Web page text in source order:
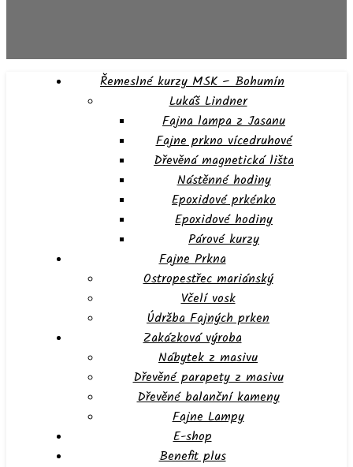
Řemeslné kurzy MSK – Bohumín
Lukáš Lindner
Fajna lampa z Jasanu
Fajne prkno vícedruhové
Dřevěná magnetická lišta
Nástěnné hodiny
Epoxidové prkénko
Epoxidové hodiny
Párové kurzy
Fajne Prkna
Ostropestřec mariánský
Včelí vosk
Údržba Fajných prken
Zakázková výroba
Nábytek z masivu
Dřevěné parapety z masivu
Dřevěné balanční kameny
Fajne Lampy
E-shop
Benefit plus